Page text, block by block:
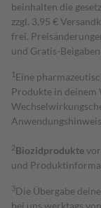
beinhalten die
zzgl. 3,95 €
frei.
und Gratis-
1 Eine
Produkte in
2Biozidprodukte
und
3Die Übergabe
bei uns werktags